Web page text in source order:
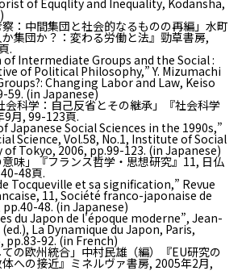
of Equqlity and Inequality, Kodansha,
察：中間集団と社会的なるものの再編」水町
集団か？：変わる労働と法』勁草書房,
.
Intermediate Groups and the Social :
of Political Philosophy,” Y. Mizumachi
Changing Labor and Law, Keiso
59. (in Japanese)
会科学：自己反省とその継承」『社会科学
9月, 99-123頁.
Social Sciences in the 1990s,”
Science, Vol.58, No.1, Institute of Social
Tokyo, 2006, pp.99-123. (in Japanese)
意味」『フランス哲学・思想研究』11, 日仏
48頁.
Tocqueville et sa signification,” Revue
, 11, Société franco-japonaise de
48. (in Japanese)
du Japon de l'époque moderne”, Jean-
La Dynamique du Japon, Paris,
pp.83-92. (in French)
ての欧州統合」中村民雄（編）『EU研究の
への接近』ミネルヴァ書房, 2005年2月,